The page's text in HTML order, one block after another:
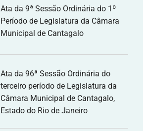
Ata da 9ª Sessão Ordinária do 1º
Período de Legislatura da Câmara
Municipal de Cantagalo
Ata da 96ª Sessão Ordinária do
terceiro período de Legislatura da
Câmara Municipal de Cantagalo,
Estado do Rio de Janeiro